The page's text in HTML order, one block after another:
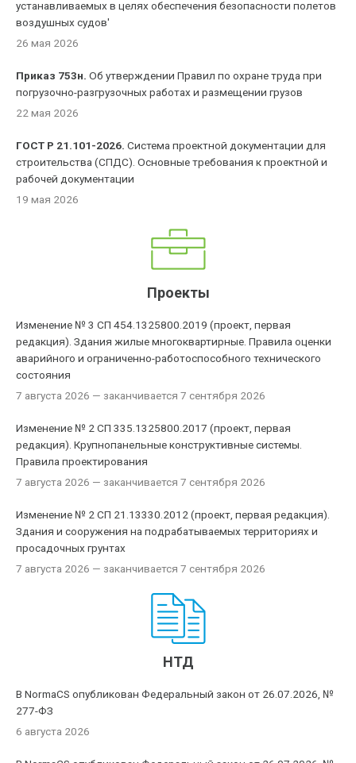
устанавливаемых в целях обеспечения безопасности полетов
воздушных судов'
26 мая 2026
Приказ 753н. Об утверждении Правил по охране труда при
погрузочно-разгрузочных работах и размещении грузов
22 мая 2026
ГОСТ Р 21.101-2026. Система проектной документации для
строительства (СПДС). Основные требования к проектной и
рабочей документации
19 мая 2026
Проекты
Изменение № 3 СП 454.1325800.2019 (проект, первая
редакция). Здания жилые многоквартирные. Правила оценки
аварийного и ограниченно-работоспособного технического
состояния
7 августа 2026 — заканчивается 7 сентября 2026
Изменение № 2 СП 335.1325800.2017 (проект, первая
редакция). Крупнопанельные конструктивные системы.
Правила проектирования
7 августа 2026 — заканчивается 7 сентября 2026
Изменение № 2 СП 21.13330.2012 (проект, первая редакция).
Здания и сооружения на подрабатываемых территориях и
просадочных грунтах
7 августа 2026 — заканчивается 7 сентября 2026
НТД
В NormaCS опубликован Федеральный закон от 26.07.2026, №
277-ФЗ
6 августа 2026